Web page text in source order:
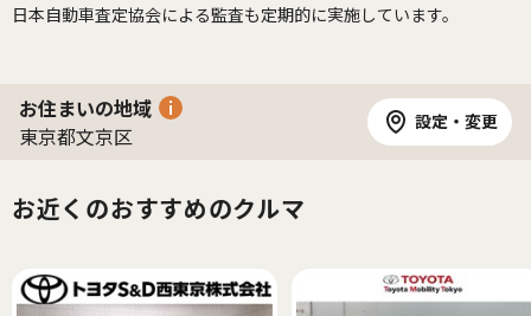
日本自動車査定協会による監査も定期的に実施しています。
お住まいの地域
東京都文京区
設定・変更
お近くのおすすめのクルマ